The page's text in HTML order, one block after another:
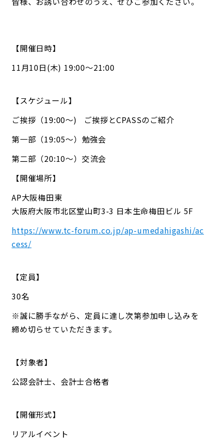
【開催日時】
11月10日(木) 19:00～21:00
【スケジュール】
ご挨拶（19:00〜) ご挨拶とCPASSのご紹介
第一部（19:05〜）勉強会
第二部（20:10〜）交流会
【開催場所】
AP大阪梅田東
大阪府大阪市北区堂山町3-3 日本生命梅田ビル 5F
https://www.tc-forum.co.jp/ap-umedahigashi/ac
cess/
【定員】
30名
※誠に勝手ながら、定員に達し次第参加申し込みを
締め切らせていただきます。
【対象者】
公認会計士、会計士合格者
【開催形式】
リアルイベント